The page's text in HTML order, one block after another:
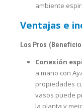
ambiente
Ventajas e
Los Pros
Conexión
a mano con
propiedades
vasos puede
la planta y